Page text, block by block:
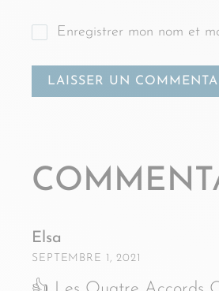
Enregistrer mon nom et
Elsa
SEPTEMBRE 1, 2021